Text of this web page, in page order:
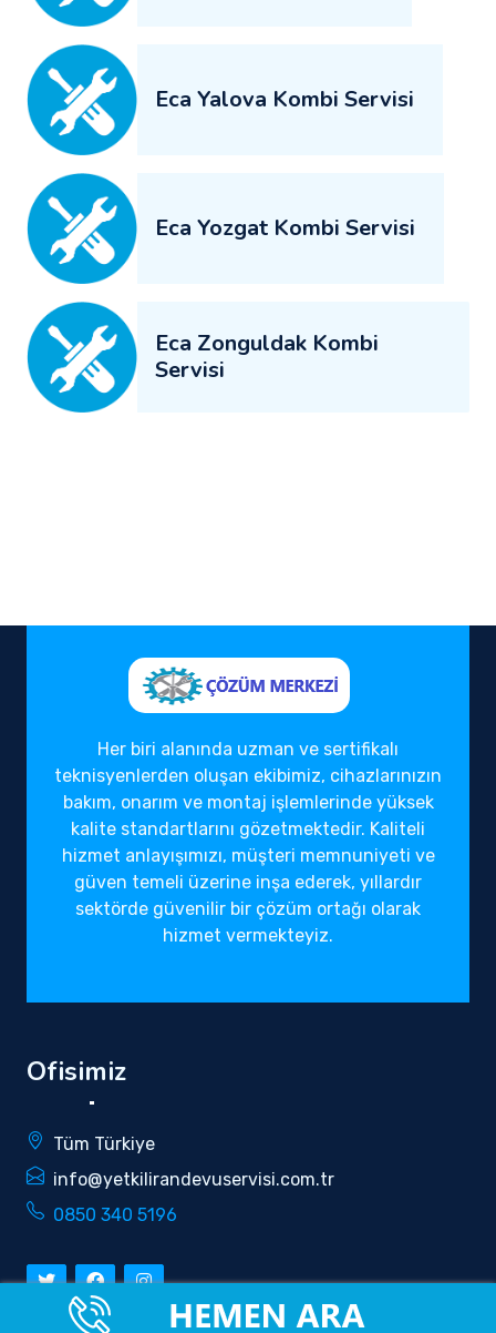
Eca Yalova Kombi Servisi
Eca Yozgat Kombi Servisi
Eca Zonguldak Kombi
Servisi
Her biri alanında uzman ve sertifikalı
teknisyenlerden oluşan ekibimiz, cihazlarınızın
bakım, onarım ve montaj işlemlerinde yüksek
kalite standartlarını gözetmektedir. Kaliteli
hizmet anlayışımızı, müşteri memnuniyeti ve
güven temeli üzerine inşa ederek, yıllardır
sektörde güvenilir bir çözüm ortağı olarak
hizmet vermekteyiz.
Ofisimiz
Tüm Türkiye
info@yetkilirandevuservisi.com.tr
0850 340 5196